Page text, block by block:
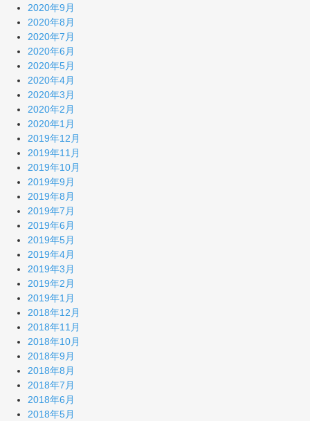
2020年9月
2020年8月
2020年7月
2020年6月
2020年5月
2020年4月
2020年3月
2020年2月
2020年1月
2019年12月
2019年11月
2019年10月
2019年9月
2019年8月
2019年7月
2019年6月
2019年5月
2019年4月
2019年3月
2019年2月
2019年1月
2018年12月
2018年11月
2018年10月
2018年9月
2018年8月
2018年7月
2018年6月
2018年5月